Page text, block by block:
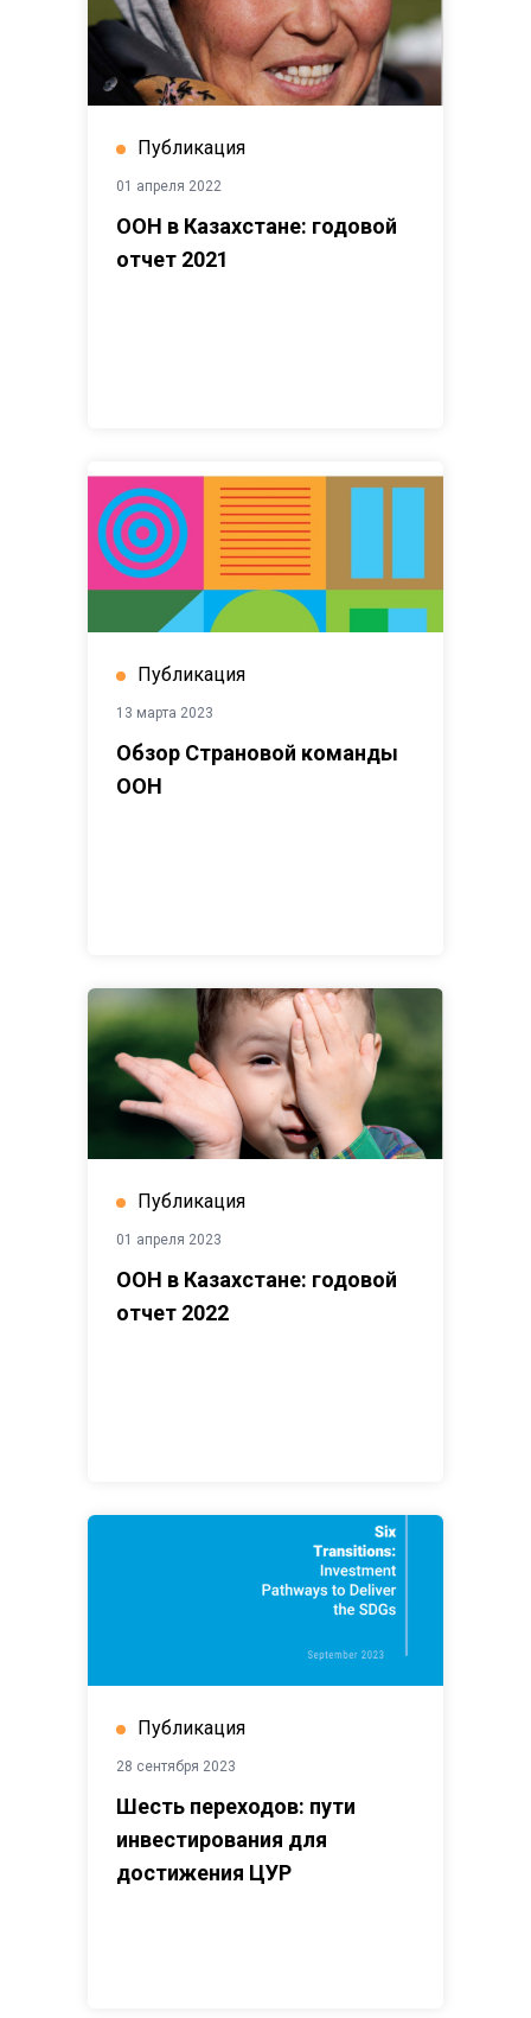
Публикация
01 апреля 2022
ООН в Казахстане: годовой
отчет 2021
Публикация
13 марта 2023
Обзор Страновой команды
ООН
Публикация
01 апреля 2023
ООН в Казахстане: годовой
отчет 2022
Публикация
28 сентября 2023
Шесть переходов: пути
инвестирования для
достижения ЦУР